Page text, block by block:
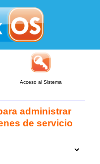
Acceso al Sistema
administrar
de servicio